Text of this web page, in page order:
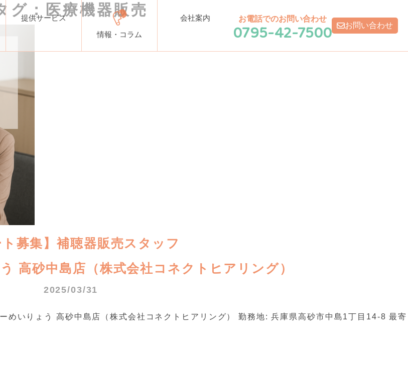
提供サービス
情報・コラム
会社案内 お電話でのお問い合わせ
0795-42-7500 お問い合わせ
グ：医療機器販売
ト募集】補聴器販売スタッフ
高砂中島店（株式会社コネクトヒアリング）
2025/03/31
めいりょう 高砂中島店（株式会社コネクトヒアリング） 勤務地: 兵庫県高砂市中島1丁目14-8 最寄